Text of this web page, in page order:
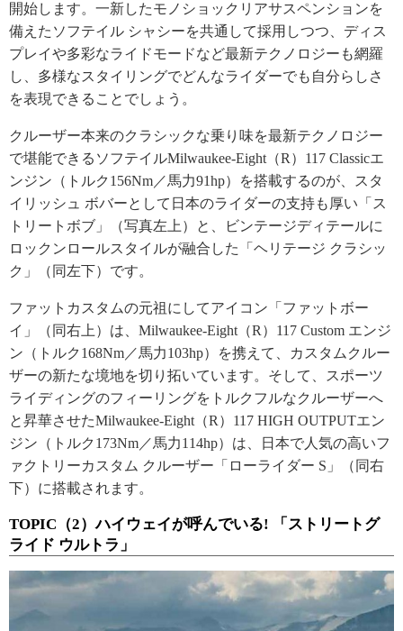
開始します。一新したモノショックリアサスペンションを
備えたソフテイル シャシーを共通して採用しつつ、ディス
プレイや多彩なライドモードなど最新テクノロジーも網羅
し、多様なスタイリングでどんなライダーでも自分らしさ
を表現できることでしょう。
クルーザー本来のクラシックな乗り味を最新テクノロジー
で堪能できるソフテイルMilwaukee-Eight（R）117 Classicエ
ンジン（トルク156Nm／馬力91hp）を搭載するのが、スタ
イリッシュ ボバーとして日本のライダーの支持も厚い「ス
トリートボブ」（写真左上）と、ビンテージディテールに
ロックンロールスタイルが融合した「ヘリテージ クラシッ
ク」（同左下）です。
ファットカスタムの元祖にしてアイコン「ファットボー
イ」（同右上）は、Milwaukee-Eight（R）117 Custom エンジ
ン（トルク168Nm／馬力103hp）を携えて、カスタムクルー
ザーの新たな境地を切り拓いています。そして、スポーツ
ライディングのフィーリングをトルクフルなクルーザーへ
と昇華させたMilwaukee-Eight（R）117 HIGH OUTPUTエン
ジン（トルク173Nm／馬力114hp）は、日本で人気の高いフ
ァクトリーカスタム クルーザー「ローライダー S」（同右
下）に搭載されます。
TOPIC（2）ハイウェイが呼んでいる! 「ストリートグ
ライド ウルトラ」